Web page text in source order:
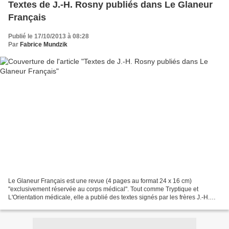
Textes de J.-H. Rosny publiés dans Le Glaneur
Français
Publié le 17/10/2013 à 08:28
Par Fabrice Mundzik
Le Glaneur Français est une revue (4 pages au format 24 x 16 cm)
"exclusivement réservée au corps médical". Tout comme Tryptique et
L'Orientation médicale, elle a publié des textes signés par les frères J.-H.